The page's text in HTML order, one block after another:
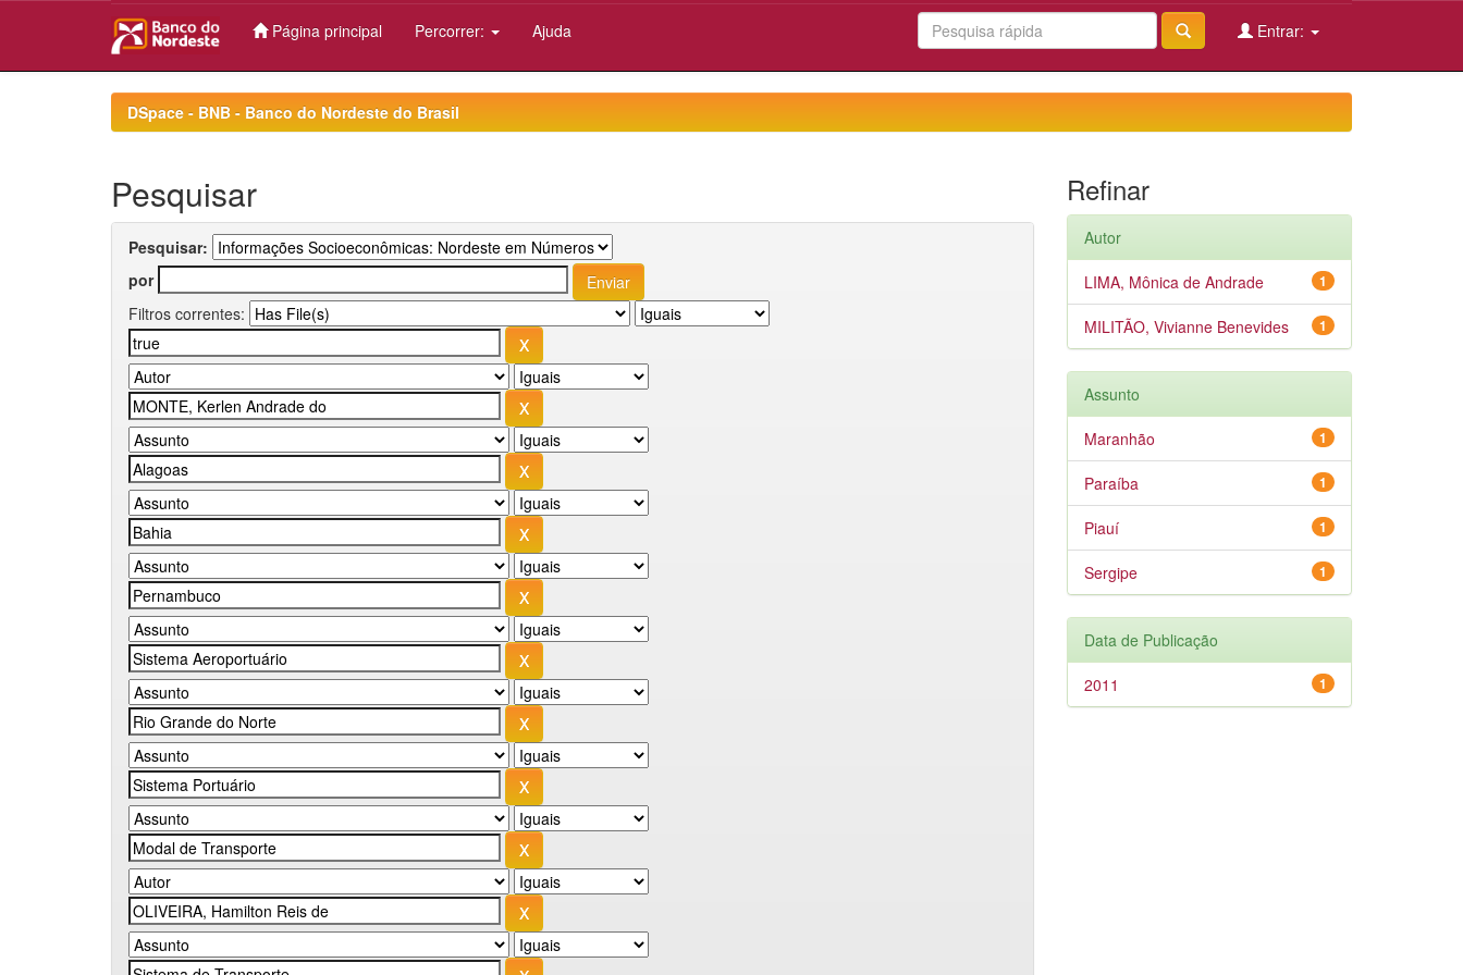
Página principal Percorrer: Ajuda Entrar:
DSpace - BNB - Banco do Nordeste do Brasil
Pesquisar
Pesquisar:
por
Filtros correntes:
Refinar
Autor
1
LIMA, Mônica de Andrade
1
MILITÃO, Vivianne Benevides
Assunto
1
Maranhão
1
Paraíba
1
Piauí
1
Sergipe
Data de Publicação
1
2011